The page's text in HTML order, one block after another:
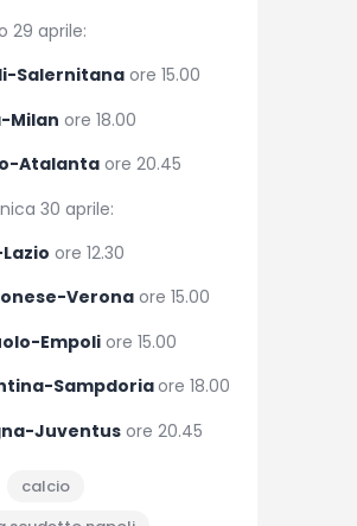
29 aprile:
Salernitana ore 15.00
Milan ore 18.00
Atalantaore 20.45
30 aprile:
ore 12.30
Veronaore 15.00
Empoliore 15.00
Sampdoriaore 18.00
Juventus ore 20.45
calcio